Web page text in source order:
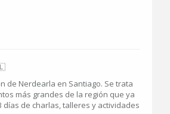
de Nerdearla en Santiago. Se trata
más grandes de la región que ya
días de charlas, talleres y actividades